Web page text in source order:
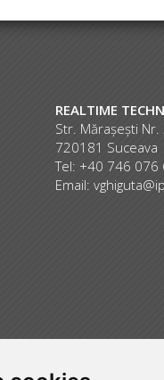
REALTIME
Str. Mărașești Nr.
720181 Suceava
Tel: +40 746 076
Email: